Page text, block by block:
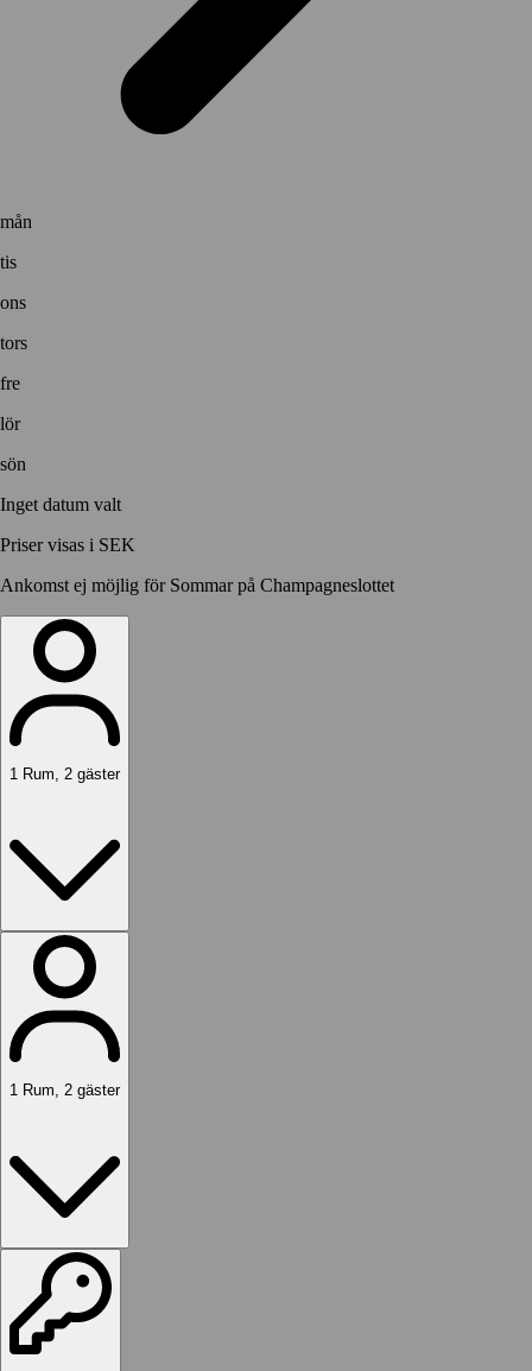
mån
tis
ons
tors
fre
lör
sön
Inget datum valt
Priser visas i SEK
Ankomst ej möjlig för Sommar på Champagneslottet
1 Rum 2 gäster
1 Rum, 2 gäster